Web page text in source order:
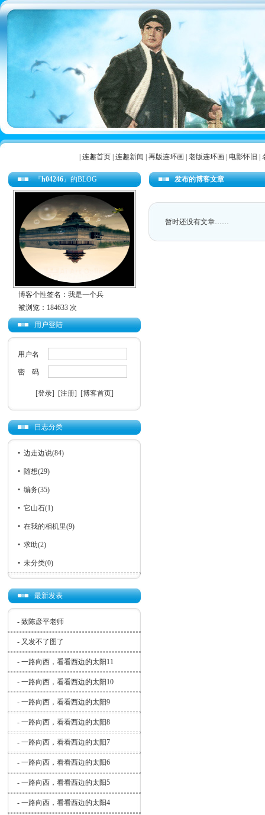
连趣首页| 连趣新闻 再版连环画| 老版连环画| 电影怀旧
『h04246』的BLOG
博客个性签名：我是一个兵
被浏览：184633 次
用户登陆
用户名
密 码
[登录] [注册] [博客首页]
日志分类
• 边走边说(84)
• 随想(29)
• 编务(35)
• 它山石(1)
• 在我的相机里(9)
• 求助(2)
• 未分类(0)
最新发表
- 致陈彦平老师
- 又发不了图了
- 一路向西，看看西边的太阳11
- 一路向西，看看西边的太阳10
- 一路向西，看看西边的太阳9
- 一路向西，看看西边的太阳8
- 一路向西，看看西边的太阳7
- 一路向西，看看西边的太阳6
- 一路向西，看看西边的太阳5
- 一路向西，看看西边的太阳4
发布的博客文章
暂时还没有文章……